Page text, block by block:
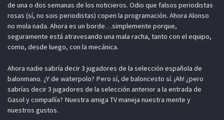
de una o dos semanas de los noticieros. Odio que falsos periodistas
rosas (sí, no sois periodistas) copen la programación. Ahora Alonso
no mola nada. Ahora es un borde…simplemente porque,
seguramente está atravesando una mala racha, tanto con el equipo,
como, desde luego, con la mecánica.
Ahora nadie sabría decir 3 jugadores de la selección española de
balonmano. ¿Y de waterpolo? Pero sí, de baloncesto sí. ¡Ah! ¿pero
sabrías decir 3 jugadores de la selección anterior a la entrada de
Gasol y compañía? Nuestra amiga TV maneja nuestra mente y
nuestros gustos.